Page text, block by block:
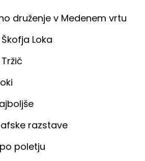
druženje v Medenem vrtu
Loka
razstave
poletju